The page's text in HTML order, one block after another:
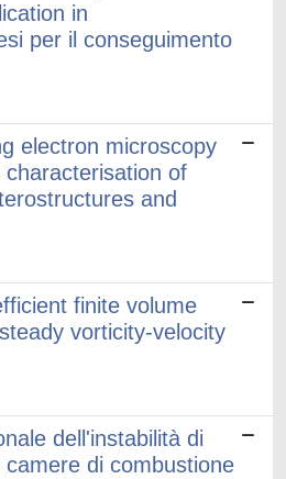
in
per il conseguimento
electron microscopy
of
and
finite volume
vorticity-velocity
dell'instabilità di
di combustione